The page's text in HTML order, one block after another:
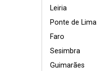
Leiria
Ponte de Lima
Faro
Sesimbra
Guimarães